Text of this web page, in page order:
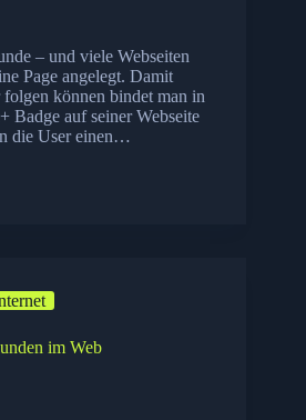
– und viele Webseiten
Page angelegt. Damit
können bindet man in
Badge auf seiner Webseite
die User einen…
im Web